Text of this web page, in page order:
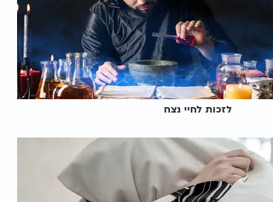
לזכות לחיי נצח